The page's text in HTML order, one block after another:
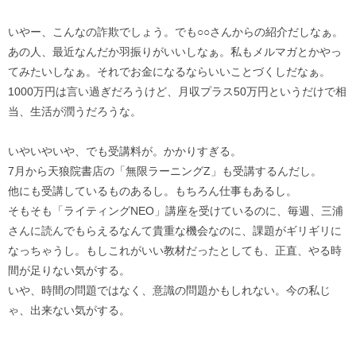
いやー、こんなの詐欺でしょう。でも○○さんからの紹介だしなぁ。
あの人、最近なんだか羽振りがいいしなぁ。私もメルマガとかやっ
てみたいしなぁ。それでお金になるならいいことづくしだなぁ。
1000万円は言い過ぎだろうけど、月収プラス50万円というだけで相
当、生活が潤うだろうな。
いやいやいや、でも受講料が。かかりすぎる。
7月から天狼院書店の「無限ラーニングZ」も受講するんだし。
他にも受講しているものあるし。もちろん仕事もあるし。
そもそも「ライティングNEO」講座を受けているのに、毎週、三浦
さんに読んでもらえるなんて貴重な機会なのに、課題がギリギリに
なっちゃうし。もしこれがいい教材だったとしても、正直、やる時
間が足りない気がする。
いや、時間の問題ではなく、意識の問題かもしれない。今の私じ
ゃ、出来ない気がする。